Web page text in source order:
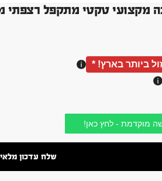
מקצועי טקטי מתקפל רצפתי
ביותר בארץ! *
מוקדמת - לחץ כאן!